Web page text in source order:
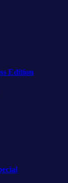
Edition